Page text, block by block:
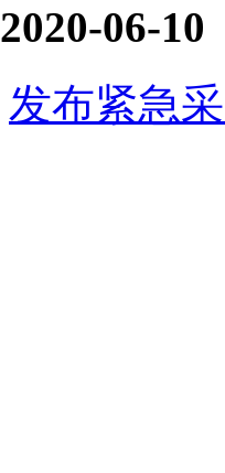
2020-06-10
发布紧急